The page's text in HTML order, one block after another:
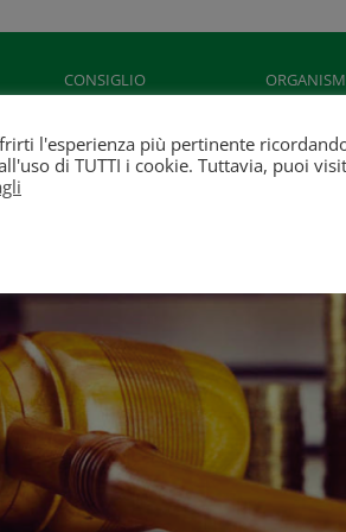
CONSIGLIO
DELL’ORDINE
l'esperienza più pertinente
di TUTTI i cookie. Tuttavia, puoi